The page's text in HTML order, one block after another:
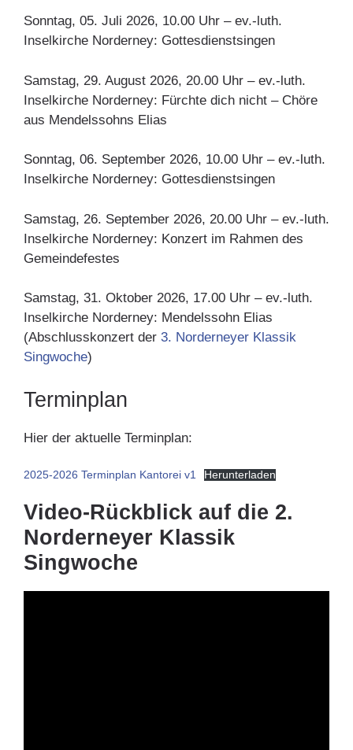
Sonntag, 05. Juli 2026, 10.00 Uhr – ev.-luth.
Inselkirche Norderney: Gottesdienstsingen
Samstag, 29. August 2026, 20.00 Uhr – ev.-luth.
Inselkirche Norderney: Fürchte dich nicht – Chöre
aus Mendelssohns Elias
Sonntag, 06. September 2026, 10.00 Uhr – ev.-luth.
Inselkirche Norderney: Gottesdienstsingen
Samstag, 26. September 2026, 20.00 Uhr – ev.-luth.
Inselkirche Norderney: Konzert im Rahmen des
Gemeindefestes
Samstag, 31. Oktober 2026, 17.00 Uhr – ev.-luth.
Inselkirche Norderney: Mendelssohn Elias
(Abschlusskonzert der 3. Norderneyer Klassik
Singwoche)
Terminplan
Hier der aktuelle Terminplan:
2025-2026 Terminplan Kantorei v1 Herunterladen
Video-Rückblick auf die 2.
Norderneyer Klassik
Singwoche